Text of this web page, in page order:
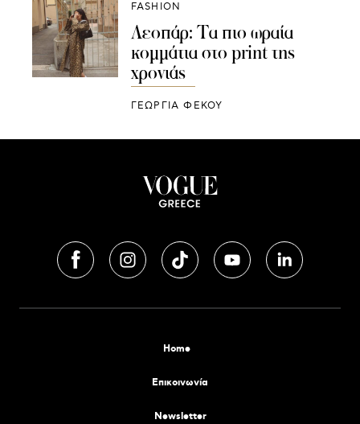
FASHION
Λεοπάρ: Τα πιο ωραία
κομμάτια στο print της
χρονιάς
ΓΕΩΡΓΙΑ ΦΕΚΟΥ
Home
Επικοινωνία
Newsletter